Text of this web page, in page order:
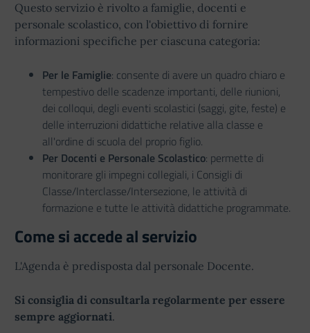
Questo servizio è rivolto a famiglie, docenti e
personale scolastico, con l'obiettivo di fornire
informazioni specifiche per ciascuna categoria:
Per le Famiglie: consente di avere un quadro chiaro e
tempestivo delle scadenze importanti, delle riunioni,
dei colloqui, degli eventi scolastici (saggi, gite, feste) e
delle interruzioni didattiche relative alla classe e
all'ordine di scuola del proprio figlio.
Per Docenti e Personale Scolastico: permette di
monitorare gli impegni collegiali, i Consigli di
Classe/Interclasse/Intersezione, le attività di
formazione e tutte le attività didattiche programmate.
Come si accede al servizio
L'Agenda è predisposta dal personale Docente.
Si consiglia di consultarla regolarmente per essere
sempre aggiornati.